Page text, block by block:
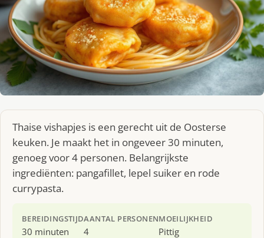
Thaise vishapjes is een gerecht uit de Oosterse
keuken. Je maakt het in ongeveer 30 minuten,
genoeg voor 4 personen. Belangrijkste
ingrediënten: pangafillet, lepel suiker en rode
currypasta.
BEREIDINGSTIJD
30 minuten
AANTAL PERSONEN
4
MOEILIJKHEID
Pittig